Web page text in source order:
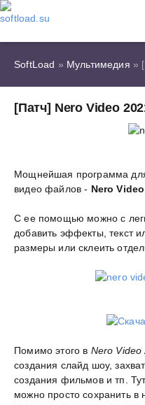
SoftLoad » Мультимедия »
[Патч] Nero Video
Мощнейшая программа
видео файлов - Nero
С ее помощью можно с
добавить эффекты, текст
размеры или склеить
Помимо этого в Nero Video
создания слайд шоу,
создания фильмов и тп.
можно просто сохранить